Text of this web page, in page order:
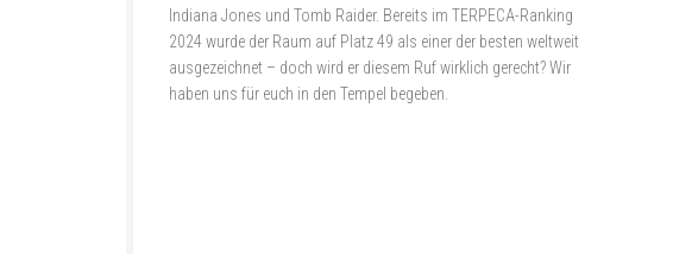
Indiana Jones und Tomb Raider. Bereits im TERPECA-Ranking
2024 wurde der Raum auf Platz 49 als einer der besten weltweit
ausgezeichnet – doch wird er diesem Ruf wirklich gerecht? Wir
haben uns für euch in den Tempel begeben.